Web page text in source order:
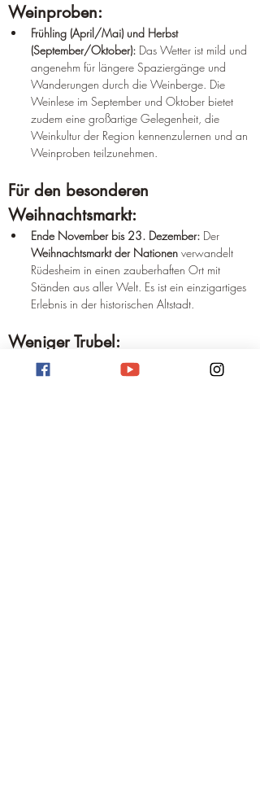
Weinproben:
Frühling (April/Mai) und Herbst
(September/Oktober): Das Wetter ist mild und
angenehm für längere Spaziergänge und
Wanderungen durch die Weinberge. Die
Weinlese im September und Oktober bietet
zudem eine großartige Gelegenheit, die
Weinkultur der Region kennenzulernen und an
Weinproben teilzunehmen.
Für den besonderen
Weihnachtsmarkt:
Ende November bis 23. Dezember: Der
Weihnachtsmarkt der Nationen verwandelt
Rüdesheim in einen zauberhaften Ort mit
Ständen aus aller Welt. Es ist ein einzigartiges
Erlebnis in der historischen Altstadt.
Weniger Trubel:
Frühling und Herbst: Außerhalb der
Hauptsaison im Sommer ist in Rüdesheim oft